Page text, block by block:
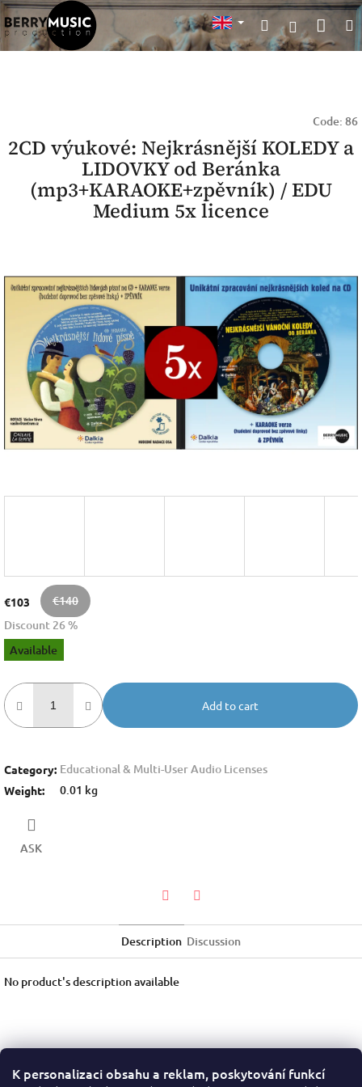
K personalizaci obsahu a reklam, poskytování funkcí
Skip
to
content
SearchLogin
cart
Code: 86
2CD výukové: Nejkrásnější KOLEDY a
LIDOVKY od Beránka
(mp3+KARAOKE+zpěvník) / EDU
Medium 5x licence
€103
€140
Discount 26 %
Measure
price:
Available
Add to cart
Category: Educational & Multi-User Audio Licenses
Weight: 0.01 kg
ASK
Description Discussion
No product's description available